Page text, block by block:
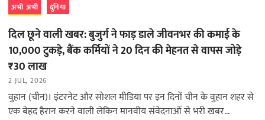
अभी अभी दुनिया
दिल छूने वाली खबर: बुजुर्ग ने फाड़ डाले जीवनभर की कमाई के
10,000 टुकड़े, बैंक कर्मियों ने 20 दिन की मेहनत से वापस जोड़े
₹30 लाख
2 JUL, 2026
वुहान (चीन)। इंटरनेट और सोशल मीडिया पर इन दिनों चीन के वुहान शहर से
एक बेहद हैरान करने वाली लेकिन मानवीय संवेदनाओं से भरी खबर…